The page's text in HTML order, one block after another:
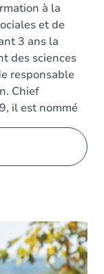
à la
et de
3 ans la
des sciences
responsable
Chief
il est nommé